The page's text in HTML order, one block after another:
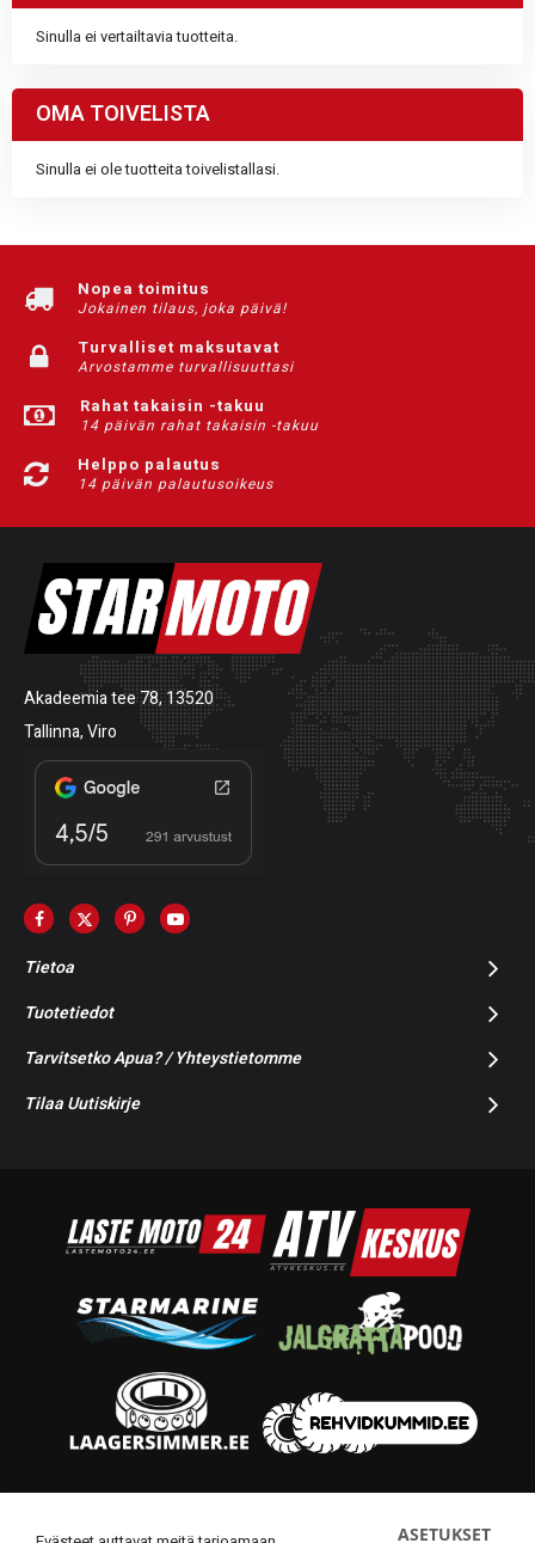
Sinulla ei vertailtavia tuotteita.
OMA TOIVELISTA
Sinulla ei ole tuotteita toivelistallasi.
Nopea toimitus
Jokainen tilaus, joka päivä!
Turvalliset maksutavat
Arvostamme turvallisuuttasi
Rahat takaisin -takuu
14 päivän rahat takaisin -takuu
Helppo palautus
14 päivän palautusoikeus
Akadeemia tee 78, 13520
Tallinna, Viro
Tietoa
Tuotetiedot
Tarvitsetko Apua? / Yhteystietomme
Tilaa Uutiskirje
ASETUKSET